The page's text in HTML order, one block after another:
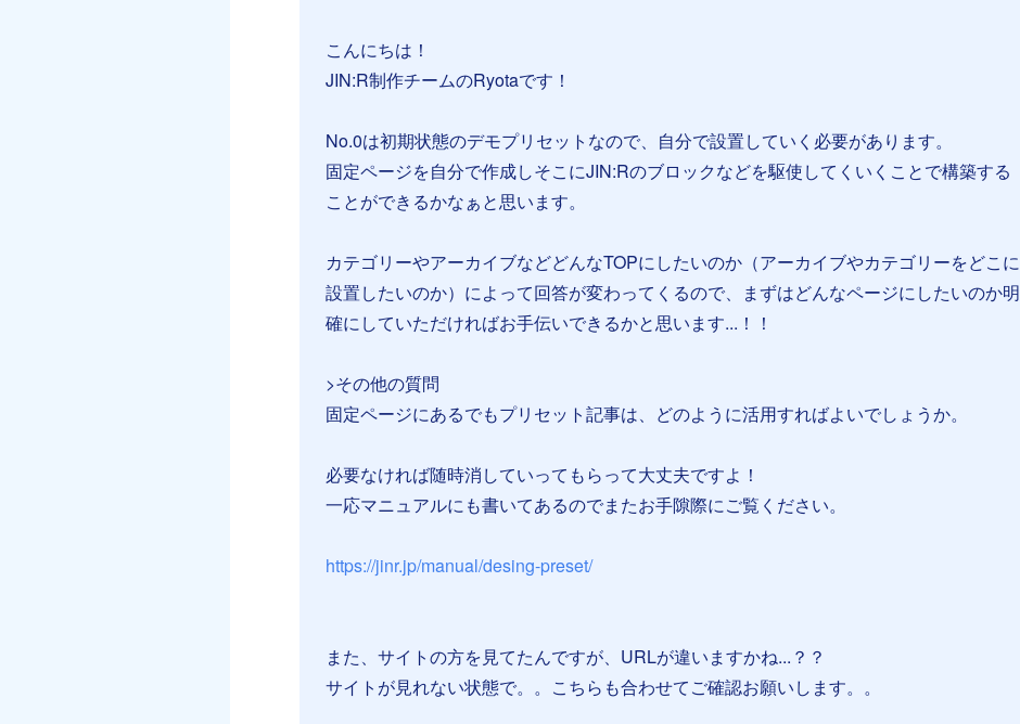
こんにちは！
JIN:R制作チームのRyotaです！
No.0は初期状態のデモプリセットなので、自分で設置していく必要があります。
固定ページを自分で作成しそこにJIN:Rのブロックなどを駆使してくいくことで構築する
ことができるかなぁと思います。
カテゴリーやアーカイブなどどんなTOPにしたいのか（アーカイブやカテゴリーをどこに
設置したいのか）によって回答が変わってくるので、まずはどんなページにしたいのか明
確にしていただければお手伝いできるかと思います...！！
>その他の質問
固定ページにあるでもプリセット記事は、どのように活用すればよいでしょうか。
必要なければ随時消していってもらって大丈夫ですよ！
一応マニュアルにも書いてあるのでまたお手隙際にご覧ください。
https://jinr.jp/manual/desing-preset/
また、サイトの方を見てたんですが、URLが違いますかね...？？
サイトが見れない状態で。。こちらも合わせてご確認お願いします。。